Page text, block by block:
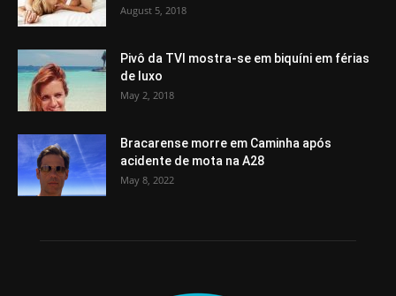
August 5, 2018
Pivô da TVI mostra-se em biquíni em férias
de luxo
May 2, 2018
Bracarense morre em Caminha após
acidente de mota na A28
May 8, 2022